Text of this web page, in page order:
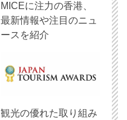
MICEに注力の香港、
最新情報や注目のニュ
ースを紹介
観光の優れた取り組み